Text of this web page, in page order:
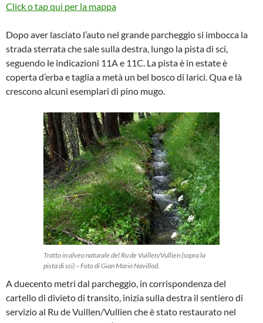
Click o tap qui per la mappa
Dopo aver lasciato l’auto nel grande parcheggio si imbocca la
strada sterrata che sale sulla destra, lungo la pista di sci,
seguendo le indicazioni 11A e 11C. La pista è in estate è
coperta d’erba e taglia a metà un bel bosco di larici. Qua e là
crescono alcuni esemplari di pino mugo.
Tratto in alveo naturale del Ru de Vuillen/Vullien (sopra la
pista di sci) – Foto di Gian Mario Navillod.
A duecento metri dal parcheggio, in corrispondenza del
cartello di divieto di transito, inizia sulla destra il sentiero di
servizio al Ru de Vuillen/Vullien che è stato restaurato nel